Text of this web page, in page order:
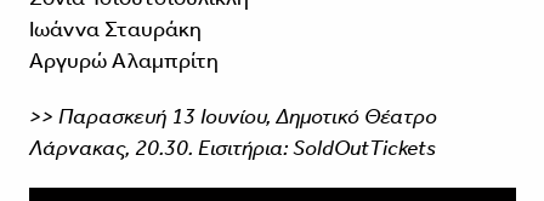
Ιωάννα Σταυράκη
Αργυρώ Αλαμπρίτη
>> Παρασκευή 13 Ιουνίου, Δημοτικό Θέατρο
Λάρνακας, 20.30. Εισιτήρια: SoldOutTickets